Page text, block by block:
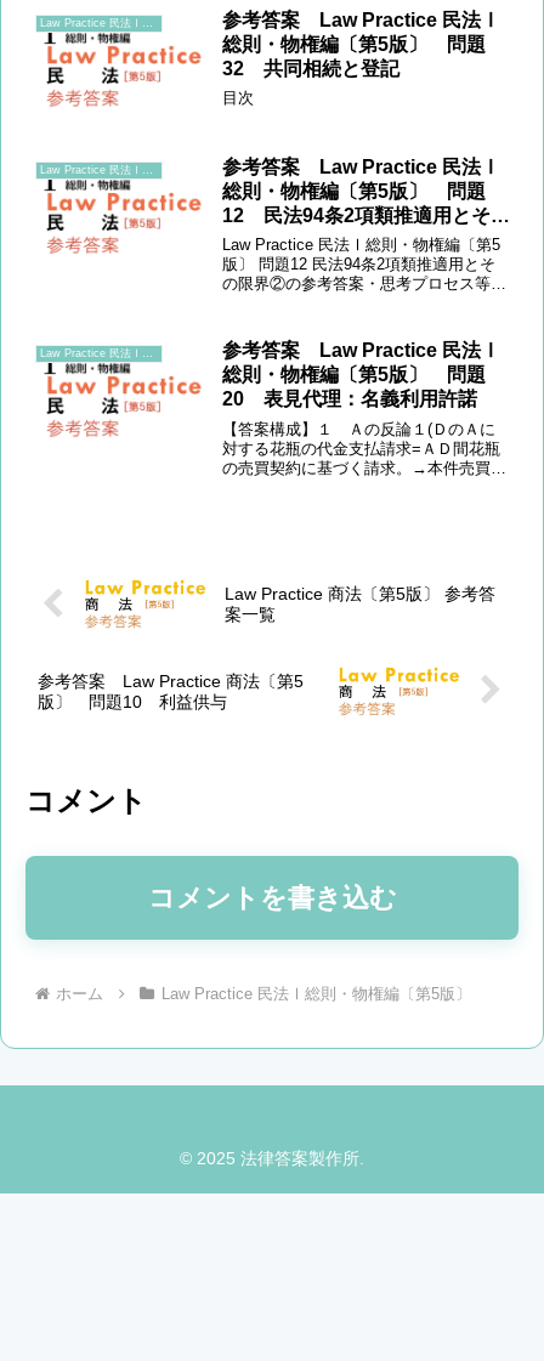
(2) その要件は、①金銭消費貸借契約の
成立、②返還...
参考答案 Law Practice 民法Ⅰ
総則・物権編〔第5版〕 問題
32 共同相続と登記
目次
Law Practice 民法Ⅰ総則・物権編〔第5版〕
参考答案 Law Practice 民法Ⅰ
総則・物権編〔第5版〕 問題
12 民法94条2項類推適用とその
限界②
Law Practice 民法Ⅰ総則・物権編〔第5
版〕 問題12 民法94条2項類推適用とそ
の限界②の参考答案・思考プロセス等を
Law Practice 民法Ⅰ総則・物権編〔第5版〕
参考答案 Law Practice 民法Ⅰ
総則・物権編〔第5版〕 問題
20 表見代理：名義利用許諾
【答案構成】１ Ａの反論１(ＤのＡに
対する花瓶の代金支払請求=ＡＤ間花瓶
の売買契約に基づく請求。→本件売買契
Law Practice 商法〔第5版〕 参考答
案一覧
参考答案 Law Practice 商法〔第5
版〕 問題10 利益供与
コメント
コメントを書き込む
ホーム Law Practice 民法Ⅰ総則・物権編〔第5版〕
© 2025 法律答案製作所.